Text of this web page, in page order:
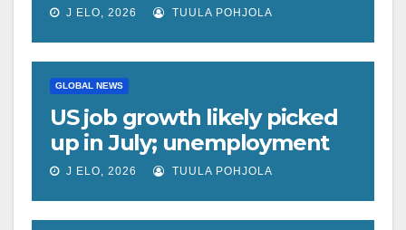
social media giant
J ELO, 2026 TUULA POHJOLA
GLOBAL NEWS
US job growth likely picked
up in July; unemployment
rate forecast unchanged at
J ELO, 2026 TUULA POHJOLA